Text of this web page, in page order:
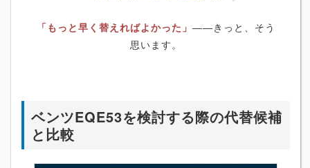
「もっと早く替えればよかった」 ――きっと、そう
思います。
ベンツEQE53を検討する際の代替候補
と比較